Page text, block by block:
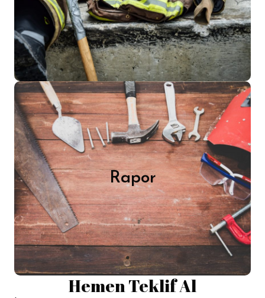
Hazırlanmasına Katkıda Bulunma.
Devamı
Rapor
Raporlar
Birçok muayene ve test hizmeti A Takımı
Osgb olarak bünyemizde
gerçekleştirilmektedir. İşe başlanmadan
önce bütün çalışanlara İşe Giriş Sağlık
Raporu, Ağır ve tehlikeli işlerde çalışabilir
Devamı
Hemen Teklif Al